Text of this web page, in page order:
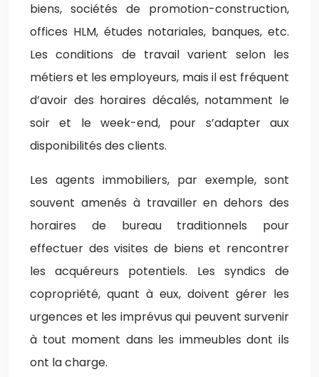
biens, sociétés de promotion-construction,
offices HLM, études notariales, banques, etc.
Les conditions de travail varient selon les
métiers et les employeurs, mais il est fréquent
d’avoir des horaires décalés, notamment le
soir et le week-end, pour s’adapter aux
disponibilités des clients.
Les agents immobiliers, par exemple, sont
souvent amenés à travailler en dehors des
horaires de bureau traditionnels pour
effectuer des visites de biens et rencontrer
les acquéreurs potentiels. Les syndics de
copropriété, quant à eux, doivent gérer les
urgences et les imprévus qui peuvent survenir
à tout moment dans les immeubles dont ils
ont la charge.